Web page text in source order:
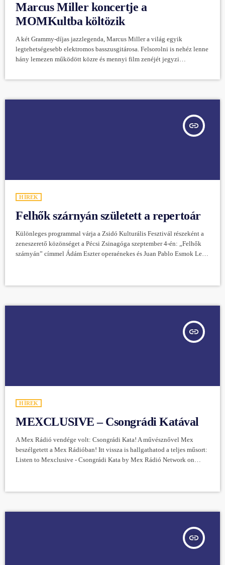
Marcus Miller koncertje a
MOMKultba költözik
A két Grammy-díjas jazzlegenda, Marcus Miller a világ egyik
legtehetségesebb elektromos basszusgitárosa. Felsorolni is nehéz lenne
hány lemezen működött közre és mennyi film zenéjét jegyzi
között, igazán közelről élvezhetjük a legendás zenész koncertjét, aki
MOMKultban. Az eredetileg a Dürer Kertbe tervezett koncert a
insert_link
HÍREK
Felhők szárnyán született a repertoár
Különleges programmal várja a Zsidó Kulturális Fesztivál részeként a
zeneszerető közönséget a Pécsi Zsinagóga szeptember 4-én: „Felhők
szárnyán” címmel Ádám Eszter operaénekes és Juan Pablo Esmok Lew
gyakorolnak az internet révén, és személyesen most, Magyarországon
insert_link
HÍREK
MEXCLUSIVE – Csongrádi Katával
A Mex Rádió vendége volt: Csongrádi Kata! A művésznővel Mex
beszélgetett a Mex Rádióban! Itt vissza is hallgathatod a teljes műsort:
Listen to Mexclusive - Csongrádi Kata by Mex Rádió Network on
insert_link